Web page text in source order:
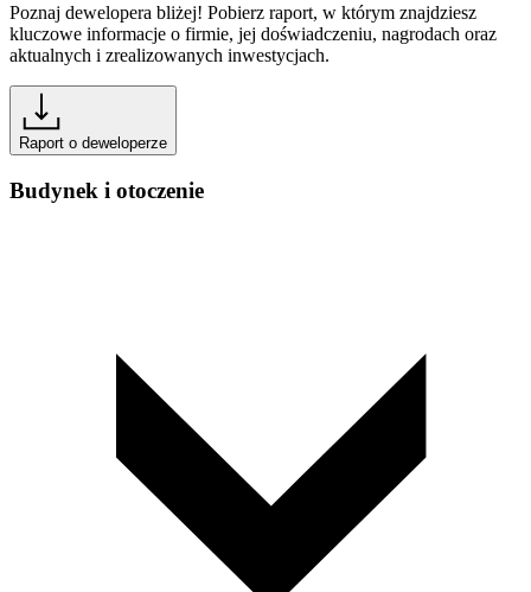
Poznaj dewelopera bliżej! Pobierz raport, w którym znajdziesz
kluczowe informacje o firmie, jej doświadczeniu, nagrodach oraz
aktualnych i zrealizowanych inwestycjach.
Raport o deweloperze
Budynek i otoczenie